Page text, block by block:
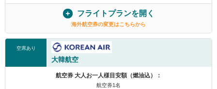
フライトプランを開く
海外航空券の変更はこちらから
空席あり
大韓航空
航空券 大人お一人様目安額（燃油込）：
航空券1名